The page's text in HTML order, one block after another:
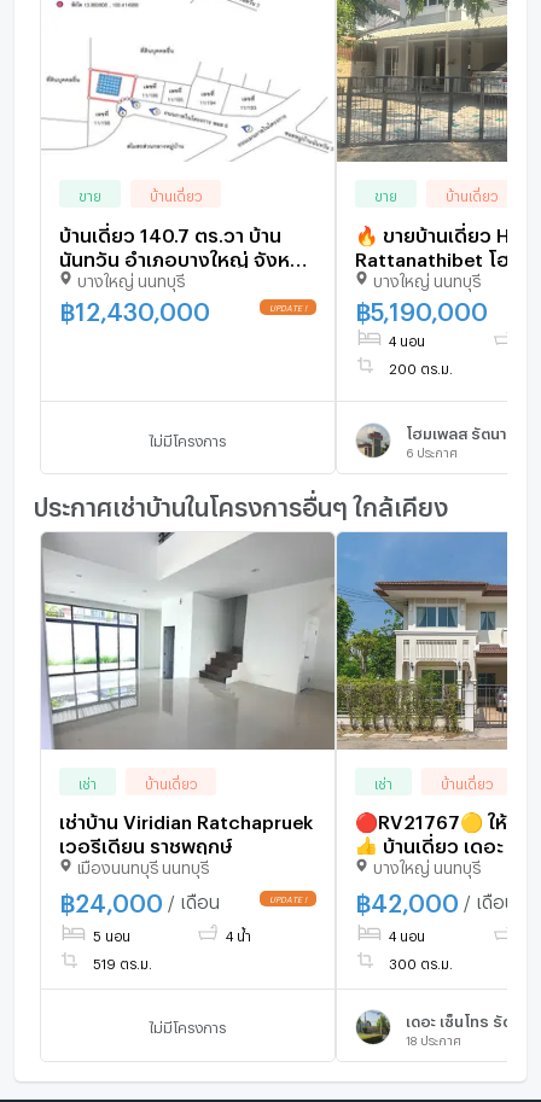
ขาย บ้านเดี่ยว
บ้านเดี่ยว 140.7 ตร.วา บ้าน
นันทวัน อำเภอบางใหญ่ จังหวัด
นนทบุรี 9M
บางใหญ่ นนทบุรี
฿12,430,000
ไม่มีโครงการ
ขาย บ้านเดี่ยว
🔥 ขายบ้านเดี่ยว
Rattanathibet โฮมเ
รัตนาธิเบศร์ ทำเลดี ปลอดภัย
สภาพแวดล้อมเยี่ยม
MRT บางพลู เดินทาง
บางใหญ่ นนทบุรี
฿5,190,000
4 นอน
200 ตร.ม.
โฮมเพลส รัตนาธิเบ
6 ประกาศ
ประกาศเช่าบ้านในโครงการอื่นๆ ใกล้เคียง
เช่า บ้านเดี่ยว
เช่าบ้าน Viridian Ratchapruek
เวอรีเดียน ราชพฤกษ์
เมืองนนทบุรี นนทบุรี
฿24,000 / เดือน
5 นอน 4 น้ำ
519 ตร.ม.
ไม่มีโครงการ
เช่า บ้านเดี่ยว
🔴RV21767🟡 ให้เช่า
👍 บ้านเดี่ยว เดอะ เซ็น
รัตนาธิเบศร์ 💛🧡 ✅
@mproperty (มี @
ดมินตอบไว
บางใหญ่ นนทบุรี
฿ 42,000 / เดือน
4 นอน
300 ตร.ม.
เดอะ เซ็นโทร รัตนาธิ
18 ประกาศ